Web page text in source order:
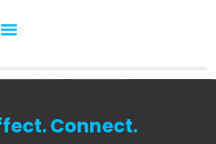
Connect.